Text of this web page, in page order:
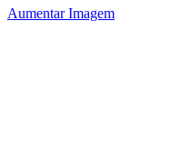
Aumentar Imagem